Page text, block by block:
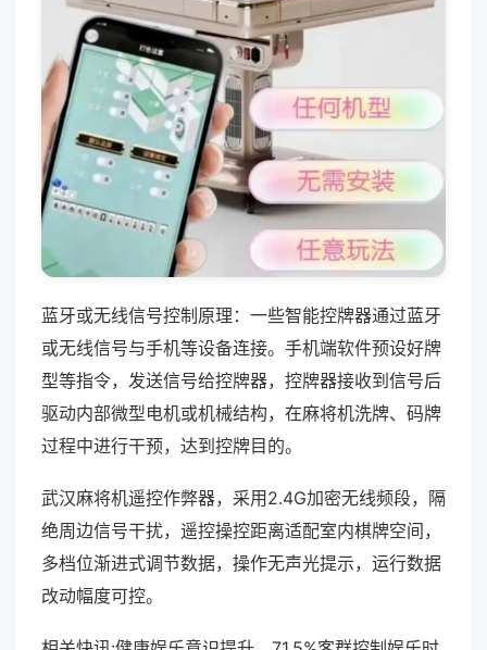
蓝牙或无线信号控制原理：一些智能控牌器通过蓝牙
或无线信号与手机等设备连接。手机端软件预设好牌
型等指令，发送信号给控牌器，控牌器接收到信号后
驱动内部微型电机或机械结构，在麻将机洗牌、码牌
过程中进行干预，达到控牌目的。
武汉麻将机遥控作弊器，采用2.4G加密无线频段，隔
绝周边信号干扰，遥控操控距离适配室内棋牌空间，
多档位渐进式调节数据，操作无声光提示，运行数据
改动幅度可控。